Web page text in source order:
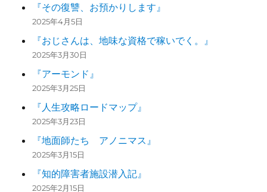
『その復讐、お預かりします』
2025年4月5日
『おじさんは、地味な資格で稼いでく。』
2025年3月30日
『アーモンド』
2025年3月25日
『人生攻略ロードマップ』
2025年3月23日
『地面師たち アノニマス』
2025年3月15日
『知的障害者施設潜入記』
2025年2月15日